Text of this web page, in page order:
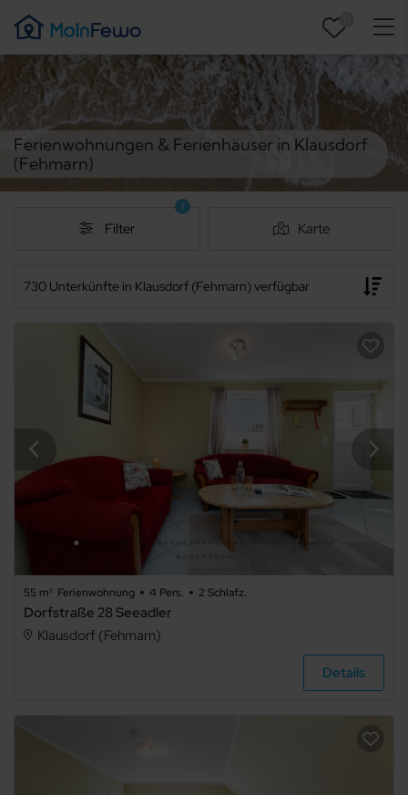
Ferienwohnungen & Ferienhäuser in Klausdorf
(Fehmarn)
730 Unterkünfte in Klausdorf (Fehmarn) verfügbar
Filter
1
Karte
55 m² Ferienwohnung 4 Pers. 2 Schlafz.
Dorfstraße 28 Seeadler
Klausdorf (Fehmarn)
Details